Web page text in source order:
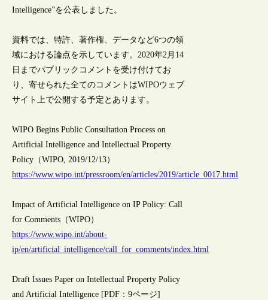
Intelligence”を公表しました。
資料では、特許、著作権、データなど6つの領
域における論点を示しています。2020年2月14
日までパブリックコメントを受け付けてお
り、寄せられた全てのコメントはWIPOウェブ
サイト上で公開する予定とあります。
WIPO Begins Public Consultation Process on
Artificial Intelligence and Intellectual Property
Policy（WIPO, 2019/12/13）
https://www.wipo.int/pressroom/en/articles/2019/article_0017.html
Impact of Artificial Intelligence on IP Policy: Call
for Comments（WIPO）
https://www.wipo.int/about-
ip/en/artificial_intelligence/call_for_comments/index.html
Draft Issues Paper on Intellectual Property Policy
and Artificial Intelligence [PDF：9ページ]